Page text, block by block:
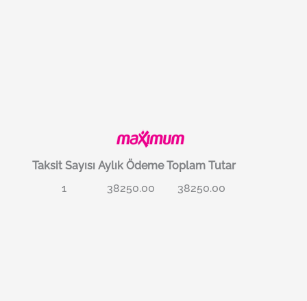
Taksit Sayısı Aylık Ödeme Toplam Tutar
1
38250.00 38250.00